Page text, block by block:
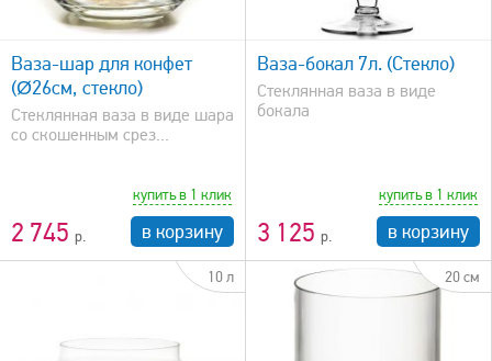
Ваза-шар для конфет
(Ø26см, стекло)
Стеклянная ваза в виде шара
со скошенным срез...
2 745
купить в 1 клик
в корзину
быстрый просмотр
Ваза-бокал 7л. (Стекло)
Стеклянная ваза в виде
бокала
3 125
купить в 1 клик
в корзину
10 л 20 см